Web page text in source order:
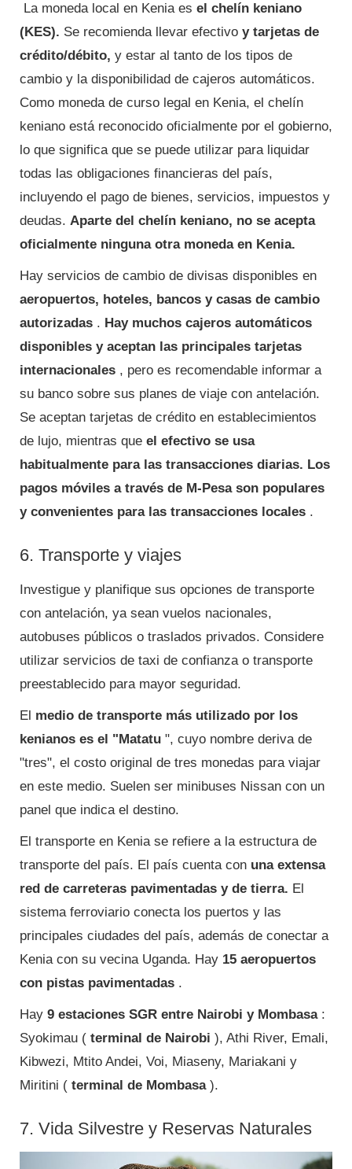
La moneda local en Kenia es el chelín keniano
(KES). Se recomienda llevar efectivo y tarjetas de
crédito/débito, y estar al tanto de los tipos de
cambio y la disponibilidad de cajeros automáticos.
Como moneda de curso legal en Kenia, el chelín
keniano está reconocido oficialmente por el gobierno,
lo que significa que se puede utilizar para liquidar
todas las obligaciones financieras del país,
incluyendo el pago de bienes, servicios, impuestos y
deudas. Aparte del chelín keniano, no se acepta
oficialmente ninguna otra moneda en Kenia.
Hay servicios de cambio de divisas disponibles en
aeropuertos, hoteles, bancos y casas de cambio
autorizadas . Hay muchos cajeros automáticos
disponibles y aceptan las principales tarjetas
internacionales , pero es recomendable informar a
su banco sobre sus planes de viaje con antelación.
Se aceptan tarjetas de crédito en establecimientos
de lujo, mientras que el efectivo se usa
habitualmente para las transacciones diarias. Los
pagos móviles a través de M-Pesa son populares
y convenientes para las transacciones locales .
6. Transporte y viajes
Investigue y planifique sus opciones de transporte
con antelación, ya sean vuelos nacionales,
autobuses públicos o traslados privados. Considere
utilizar servicios de taxi de confianza o transporte
preestablecido para mayor seguridad.
El medio de transporte más utilizado por los
kenianos es el "Matatu ", cuyo nombre deriva de
"tres", el costo original de tres monedas para viajar
en este medio. Suelen ser minibuses Nissan con un
panel que indica el destino.
El transporte en Kenia se refiere a la estructura de
transporte del país. El país cuenta con una extensa
red de carreteras pavimentadas y de tierra. El
sistema ferroviario conecta los puertos y las
principales ciudades del país, además de conectar a
Kenia con su vecina Uganda. Hay 15 aeropuertos
con pistas pavimentadas .
Hay 9 estaciones SGR entre Nairobi y Mombasa:
Syokimau ( terminal de Nairobi ), Athi River, Emali,
Kibwezi, Mtito Andei, Voi, Miaseny, Mariakani y
Miritini ( terminal de Mombasa).
7. Vida Silvestre y Reservas Naturales